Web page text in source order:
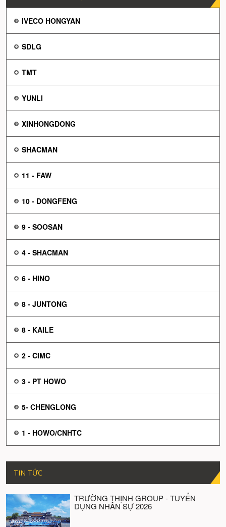
IVECO HONGYAN
SDLG
TMT
YUNLI
XINHONGDONG
SHACMAN
11 - FAW
10 - DONGFENG
9 - SOOSAN
4 - SHACMAN
6 - HINO
8 - JUNTONG
8 - KAILE
2 - CIMC
3 - PT HOWO
5- CHENGLONG
1 - HOWO/CNHTC
TIN TỨC
TRƯỜNG THỊNH GROUP - TUYỂN
DỤNG NHÂN SỰ 2026